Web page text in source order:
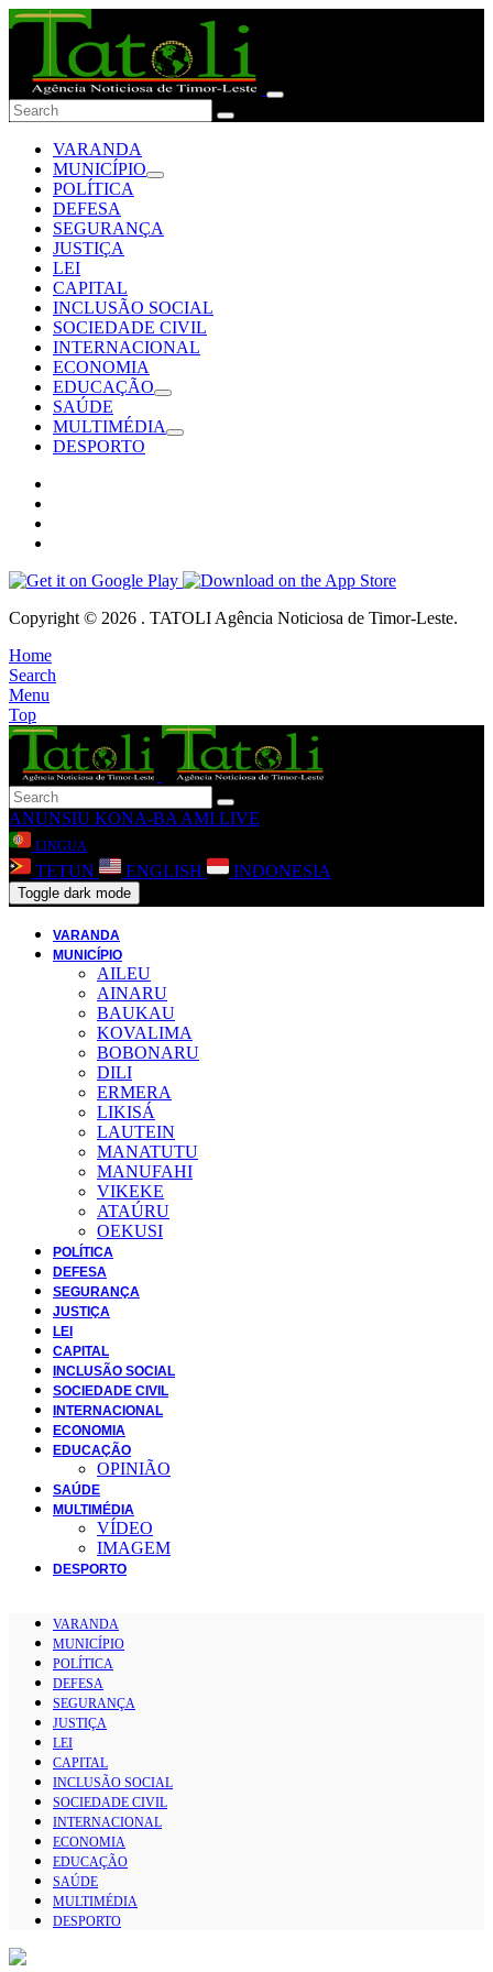
VARANDA
MUNICÍPIO
POLÍTICA
DEFESA
SEGURANÇA
JUSTIÇA
LEI
CAPITAL
INCLUSÃO SOCIAL
SOCIEDADE CIVIL
INTERNACIONAL
ECONOMIA
EDUCAÇÃO
SAÚDE
MULTIMÉDIA
DESPORTO
Copyright © 2026 . TATOLI Agência Noticiosa de Timor-Leste.
Home
Search
Menu
Top
ANUNSIU KONA-BA AMI LIVE
LINGUA
TETUN ENGLISH INDONESIA
Toggle dark mode
VARANDA
MUNICÍPIO
AILEU
AINARU
BAUKAU
KOVALIMA
BOBONARU
DILI
ERMERA
LIKISÁ
LAUTEIN
MANATUTU
MANUFAHI
VIKEKE
ATAÚRU
OEKUSI
POLÍTICA
DEFESA
SEGURANÇA
JUSTIÇA
LEI
CAPITAL
INCLUSÃO SOCIAL
SOCIEDADE CIVIL
INTERNACIONAL
ECONOMIA
EDUCAÇÃO
OPINIÃO
SAÚDE
MULTIMÉDIA
VÍDEO
IMAGEM
DESPORTO
VARANDA
MUNICÍPIO
POLÍTICA
DEFESA
SEGURANÇA
JUSTIÇA
LEI
CAPITAL
INCLUSÃO SOCIAL
SOCIEDADE CIVIL
INTERNACIONAL
ECONOMIA
EDUCAÇÃO
SAÚDE
MULTIMÉDIA
DESPORTO